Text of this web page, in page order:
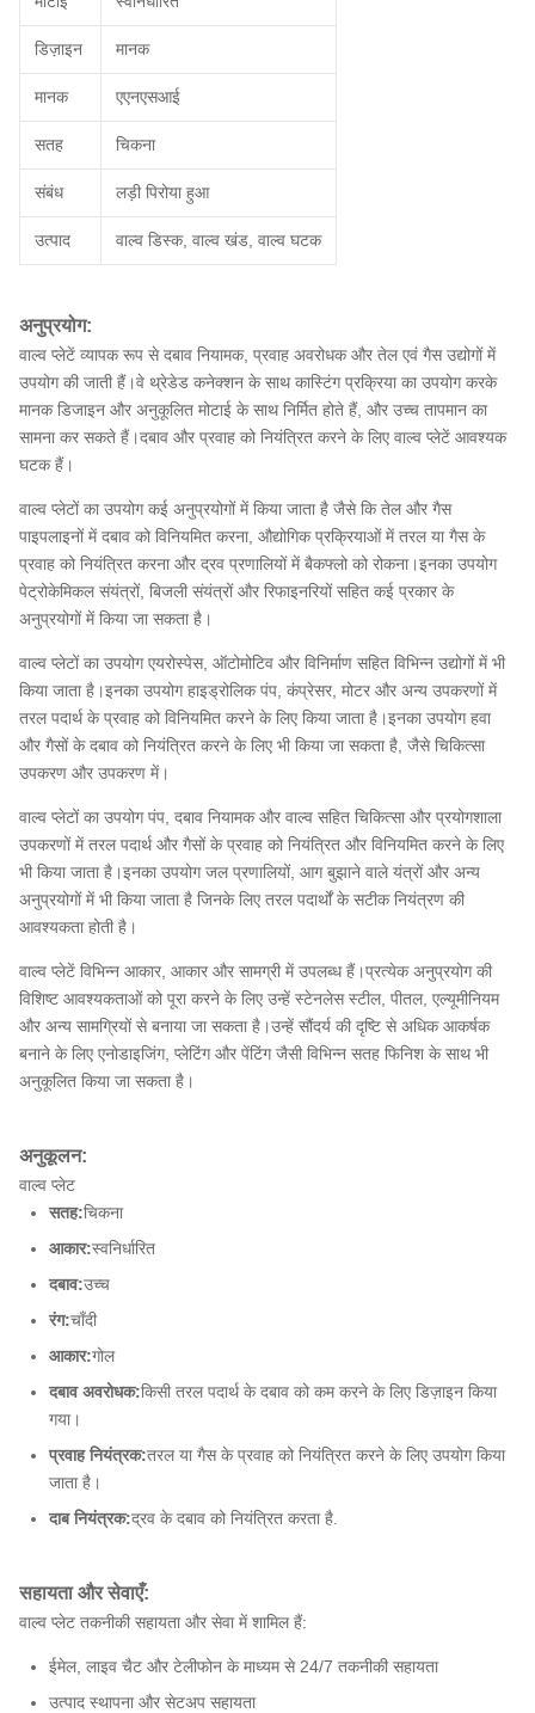
डिज़ाइन मानक
मानक एएनएसआई
सतह चिकना
संबंध लड़ी पिरोया हुआ
उत्पाद वाल्व डिस्क, वाल्व खंड, वाल्व घटक
अनुप्रयोग:
वाल्व प्लेटें व्यापक रूप से दबाव नियामक, प्रवाह अवरोधक और तेल एवं गैस उद्योगों में
उपयोग की जाती हैं।वे थ्रेडेड कनेक्शन के साथ कास्टिंग प्रक्रिया का उपयोग करके
मानक डिजाइन और अनुकूलित मोटाई के साथ निर्मित होते हैं, और उच्च तापमान का
सामना कर सकते हैं।दबाव और प्रवाह को नियंत्रित करने के लिए वाल्व प्लेटें आवश्यक
घटक हैं।
वाल्व प्लेटों का उपयोग कई अनुप्रयोगों में किया जाता है जैसे कि तेल और गैस
पाइपलाइनों में दबाव को विनियमित करना, औद्योगिक प्रक्रियाओं में तरल या गैस के
प्रवाह को नियंत्रित करना और द्रव प्रणालियों में बैकफ्लो को रोकना।इनका उपयोग
पेट्रोकेमिकल संयंत्रों, बिजली संयंत्रों और रिफाइनरियों सहित कई प्रकार के
अनुप्रयोगों में किया जा सकता है।
वाल्व प्लेटों का उपयोग एयरोस्पेस, ऑटोमोटिव और विनिर्माण सहित विभिन्न उद्योगों में भी
किया जाता है।इनका उपयोग हाइड्रोलिक पंप, कंप्रेसर, मोटर और अन्य उपकरणों में
तरल पदार्थ के प्रवाह को विनियमित करने के लिए किया जाता है।इनका उपयोग हवा
और गैसों के दबाव को नियंत्रित करने के लिए भी किया जा सकता है, जैसे चिकित्सा
उपकरण और उपकरण में।
वाल्व प्लेटों का उपयोग पंप, दबाव नियामक और वाल्व सहित चिकित्सा और प्रयोगशाला
उपकरणों में तरल पदार्थ और गैसों के प्रवाह को नियंत्रित और विनियमित करने के लिए
भी किया जाता है।इनका उपयोग जल प्रणालियों, आग बुझाने वाले यंत्रों और अन्य
अनुप्रयोगों में भी किया जाता है जिनके लिए तरल पदार्थों के सटीक नियंत्रण की
आवश्यकता होती है।
वाल्व प्लेटें विभिन्न आकार, आकार और सामग्री में उपलब्ध हैं।प्रत्येक अनुप्रयोग की
विशिष्ट आवश्यकताओं को पूरा करने के लिए उन्हें स्टेनलेस स्टील, पीतल, एल्यूमीनियम
और अन्य सामग्रियों से बनाया जा सकता है।उन्हें सौंदर्य की दृष्टि से अधिक आकर्षक
बनाने के लिए एनोडाइजिंग, प्लेटिंग और पेंटिंग जैसी विभिन्न सतह फिनिश के साथ भी
अनुकूलित किया जा सकता है।
अनुकूलन:
वाल्व प्लेट
सतह:चिकना
आकार:स्वनिर्धारित
दबाव:उच्च
रंग:चाँदी
आकार:गोल
दबाव अवरोधक:किसी तरल पदार्थ के दबाव को कम करने के लिए डिज़ाइन किया
गया।
प्रवाह नियंत्रक:तरल या गैस के प्रवाह को नियंत्रित करने के लिए उपयोग किया
जाता है।
दाब नियंत्रक:द्रव के दबाव को नियंत्रित करता है.
सहायता और सेवाएँ:
वाल्व प्लेट तकनीकी सहायता और सेवा में शामिल हैं:
ईमेल, लाइव चैट और टेलीफोन के माध्यम से 24/7 तकनीकी सहायता
उत्पाद स्थापना और सेटअप सहायता